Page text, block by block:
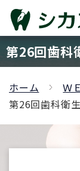
第26回歯科
ホーム
Ｗ
第26回歯科衛